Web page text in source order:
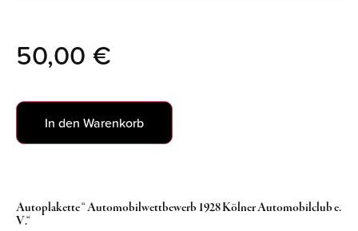
50,00 €
In den Warenkorb
Autoplakette “ Automobilwettbewerb 1928 Kölner Automobilclub e.
V.“